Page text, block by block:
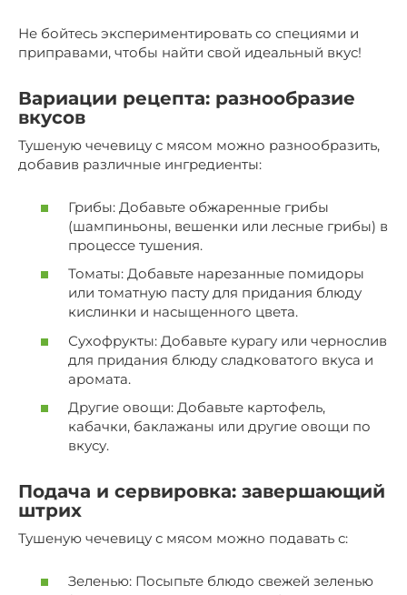
Не бойтесь экспериментировать со специями и
приправами, чтобы найти свой идеальный вкус!
Вариации рецепта: разнообразие
вкусов
Тушеную чечевицу с мясом можно разнообразить,
добавив различные ингредиенты:
Грибы: Добавьте обжаренные грибы
(шампиньоны, вешенки или лесные грибы) в
процессе тушения.
Томаты: Добавьте нарезанные помидоры
или томатную пасту для придания блюду
кислинки и насыщенного цвета.
Сухофрукты: Добавьте курагу или чернослив
для придания блюду сладковатого вкуса и
аромата.
Другие овощи: Добавьте картофель,
кабачки, баклажаны или другие овощи по
вкусу.
Подача и сервировка: завершающий
штрих
Тушеную чечевицу с мясом можно подавать с:
Зеленью: Посыпьте блюдо свежей зеленью